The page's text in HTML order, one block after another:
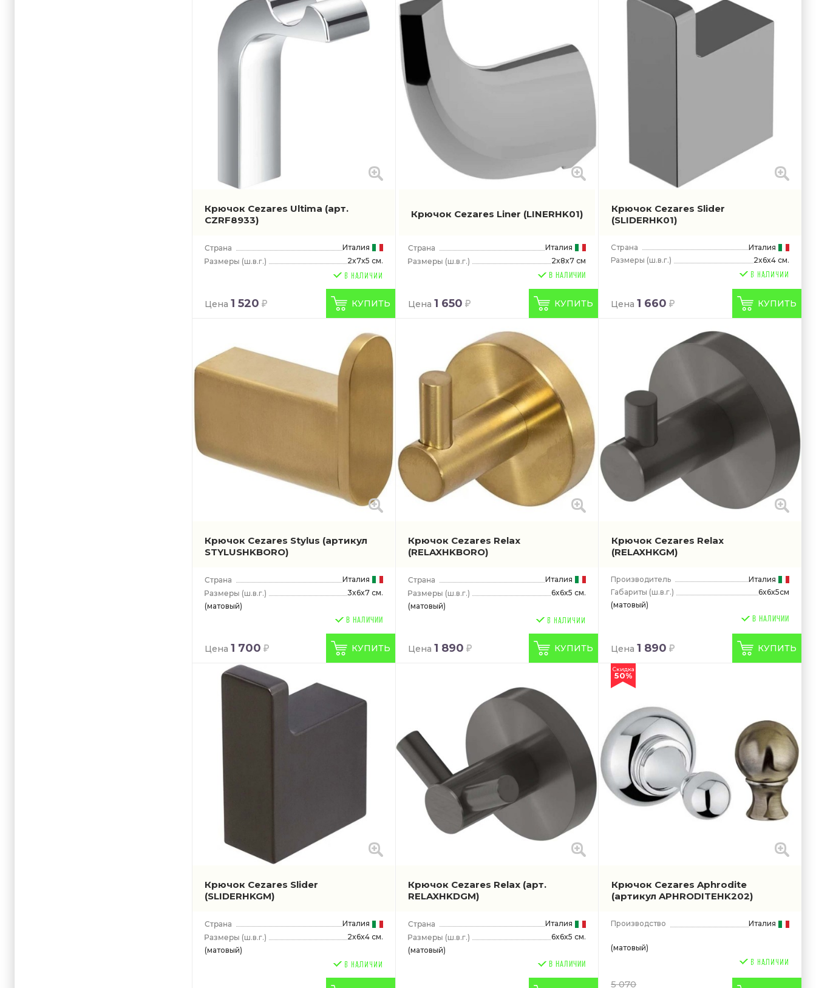
Крючок Cezares Ultima (арт.
CZRF8933)
Италия
(ш.в.г.)
2x7x5 см.
Цена 1 520 КУПИТЬ
Крючок Cezares Liner (LINERHK01)
Италия
(ш.в.г.)
2x8x7 см
В НАЛИЧИИ
Цена 1 650 КУПИТЬ
Крючок Cezares Slider
(SLIDERHK01)
Страна
Италия
Размеры (ш.в.г.) 2x6x4 см.
Цена 1 660 КУПИТЬ
Крючок Cezares Stylus (артикул
STYLUSHKBORO)
Италия
(ш.в.г.)
3x6x7 см.
(матовый)
В НАЛИЧИИ
Цена 1 700 КУПИТЬ
Крючок Cezares Relax
(RELAXHKBORO)
Италия
(ш.в.г.)
6x6x5 см.
(матовый)
Цена 1 890 КУПИТЬ
Крючок Cezares Relax
(RELAXHKGM)
Производитель
Италия
Габариты (ш.в.г.)
6x6x5см
(матовый)
В НАЛИЧИИ
Цена 1 890 КУПИТЬ
Крючок Cezares Slider
(SLIDERHKGM)
Италия
(ш.в.г.)
2x6x4 см.
(матовый)
Крючок Cezares Relax (арт.
RELAXHKDGM)
Италия
(ш.в.г.)
6x6x5 см.
(матовый)
В НАЛИЧИИ
Крючок Cezares Aphrodite
(артикул APHRODITEHK202)
Скидка
50%
Производство Италия
(матовый)
5 070